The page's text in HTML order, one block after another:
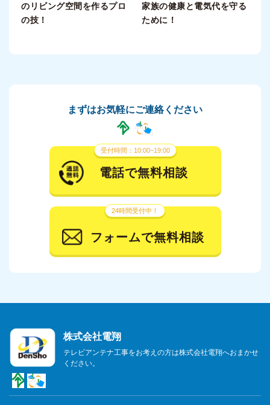
のリビング空間を作るプロ
の技！
家族の健康と電気代を守る
ために！
まずはお気軽にご連絡ください
受付時間：10:00~19:00
電話で無料相談
24時間受付中！
フォームで無料相談
株式会社電翔
テレビアンテナ工事をお考えの方は株式会社電翔へおまかせ
ください。